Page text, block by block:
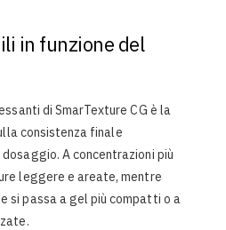
in funzione del
di SmarTexture CG è la
consistenza finale
A concentrazioni più
leggere e areate, mentre
si passa a gel più compatti o a